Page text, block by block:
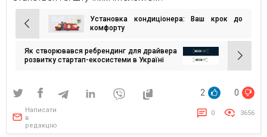
Навігація
записів
Установка кондиціонера: Ваш крок до
комфорту
Як створювався ребрендинг для драйвера
розвитку стартап-екосистеми в Україні
2 0
Написати
в
редакцію
0 3656